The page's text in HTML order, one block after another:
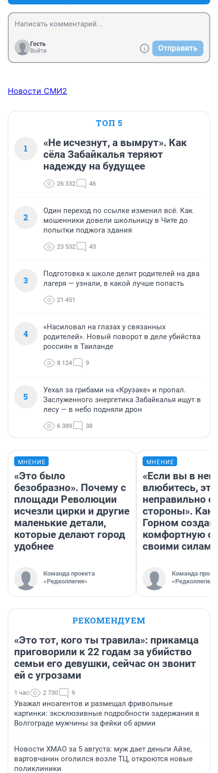
Гость
Войти
Отправить
Новости СМИ2
ТОП 5
1
«Не исчезнут, а вымрут». Как
сёла Забайкалья теряют
надежду на будущее
26 332 46
2
Один переход по ссылке изменил всё. Как
мошенники довели школьницу в Чите до
попытки поджога здания
23 532 43
3
Подготовка к школе делит родителей на два
лагеря — узнали, в какой лучше попасть
21 451
4
«Насиловал на глазах у связанных
родителей». Новый поворот в деле убийства
россиян в Таиланде
8 124 9
5
Уехал за грибами на «Крузаке» и пропал.
Заслуженного энергетика Забайкалья ищут в
лесу — в небо подняли дрон
6 389 38
МНЕНИЕ
«Это было
безобразно». Почему с
площади Революции
исчезли цирки и другие
маленькие детали,
которые делают город
удобнее
Команда проекта
«Редколлегия»
МНЕНИЕ
«Если вы в
влюбитесь,
неправильно с
стороны». Как
Горном
комфортную
своими силами
Команда
«Редколлегия»
РЕКОМЕНДУЕМ
«Это тот, кого ты травила»: прикамца
приговорили к 22 годам за убийство
семьи его девушки, сейчас он звонит
ей с угрозами
1 час 2 730 9
Уважал иноагентов и размещал фривольные
картинки: эксклюзивные подробности задержания в
Волгограде мужчины за фейки об армии
Новости ХМАО за 5 августа: муж дает деньги Айзе,
вартовчанин оголился возле ТЦ, откроются новые
поликлиники